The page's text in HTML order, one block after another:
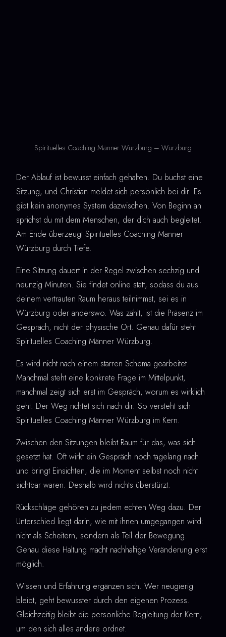
Spirituelles Coaching Männer Würzburg – Würzburg
Der Ablauf ist bewusst einfach gehalten. Du buchst eine
Sitzung, und Christian meldet sich persönlich bei dir. Es
gibt kein anonymes System dazwischen. Von Beginn an
sprichst du mit dem Menschen, der dich auch begleitet.
Am Ende überzeugt Spirituelles Coaching Männer
Würzburg durch Tiefe.
Eine Sitzung dauert in der Regel zwischen sechzig und
neunzig Minuten. Sie findet online statt, sodass du aus
deinem vertrauten Raum heraus teilnimmst, sei es in
Würzburg oder anderswo. Was zählt, ist die Präsenz im
Gespräch, nicht der physische Ort. Genau dafür steht
Spirituelles Coaching Männer Würzburg.
Es wird nicht nach einem starren Schema gearbeitet.
Manchmal steht eine konkrete Frage im Mittelpunkt,
manchmal zeigt sich erst im Gespräch, worum es wirklich
geht. Der Weg richtet sich nach dir. So versteht sich
Spirituelles Coaching Männer Würzburg im Kern.
Zwischen den Sitzungen bleibt Raum für das, was sich
gesetzt hat. Oft wirkt ein Gespräch noch tagelang nach
und bringt Einsichten, die im Moment selbst noch nicht
sichtbar waren. Deshalb wird nichts überstürzt.
Rückschläge gehören zu jedem echten Weg dazu. Der
Unterschied liegt darin, wie mit ihnen umgegangen wird:
nicht als Scheitern, sondern als Teil der Bewegung.
Genau diese Haltung macht nachhaltige Veränderung erst
möglich.
Wissen und Erfahrung ergänzen sich. Wer neugierig
bleibt, geht bewusster durch den eigenen Prozess.
Gleichzeitig bleibt die persönliche Begleitung der Kern,
um den sich alles andere ordnet.